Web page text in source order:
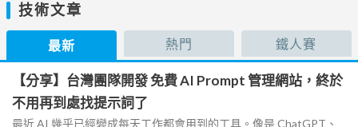
技術文章
最新 熱門 鐵人賽
【分享】台灣團隊開發 免費 AI Prompt 管理網站，終於
不用再到處找提示詞了
最近 AI 幾乎已經變成每天工作都會用到的工具。像是 ChatGPT、